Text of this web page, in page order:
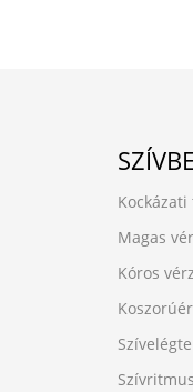
Kockázati
Magas
Kóros